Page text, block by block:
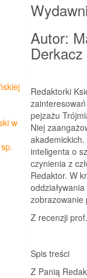
w
Autor:
Redaktorki
pejzażu
Niej
inteligenta o
czynienia z
Redaktor. W
zobrazowanie
Z recenzji
Spis treści
Z Panią